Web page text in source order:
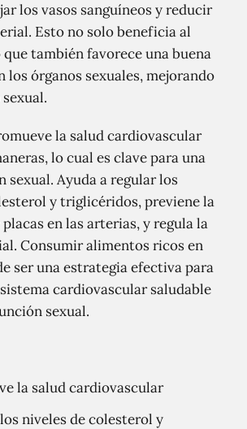
los vasos sanguíneos y reducir
Esto no solo beneficia al
también favorece una buena
los órganos sexuales, mejorando
la salud cardiovascular
lo cual es clave para una
sexual. Ayuda a regular los
y triglicéridos, previene la
en las arterias, y regula la
Consumir alimentos ricos en
ser una estrategia efectiva para
cardiovascular saludable
sexual.
la salud cardiovascular
niveles de colesterol y